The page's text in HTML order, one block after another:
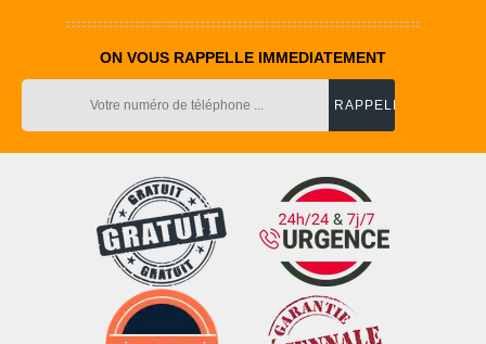
ON VOUS RAPPELLE IMMEDIATEMENT